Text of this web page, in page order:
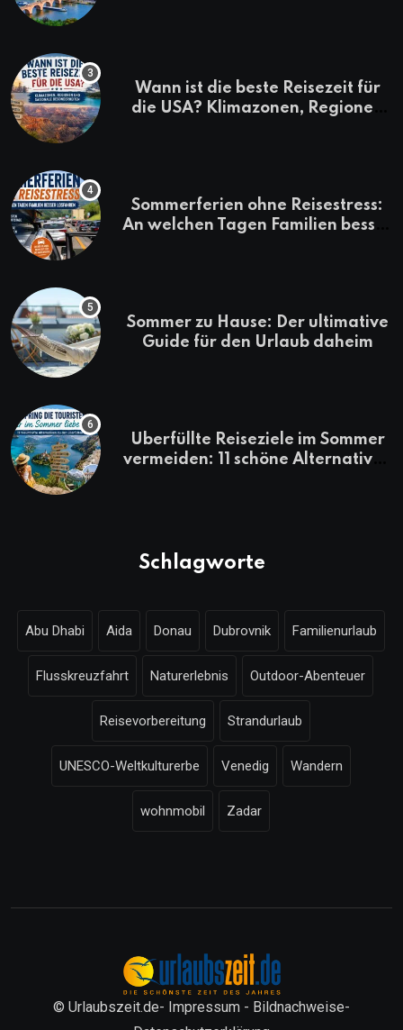
Wann ist die beste Reisezeit für
die USA? Klimazonen, Regionen
Sommerferien ohne Reisestress:
An welchen Tagen Familien besser
Sommer zu Hause: Der ultimative
Guide für den Urlaub daheim
Überfüllte Reiseziele im Sommer
vermeiden: 11 schöne Alternativen
Schlagworte
Abu Dhabi Aida Donau Dubrovnik Familienurlaub
Flusskreuzfahrt Naturerlebnis Outdoor-Abenteuer
Reisevorbereitung Strandurlaub
UNESCO-Weltkulturerbe Venedig Wandern
wohnmobil Zadar
© Urlaubszeit.de- Impressum - Bildnachweise-